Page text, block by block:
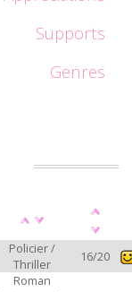
Supports
Genres
Policier /
Thriller
16/20
Roman